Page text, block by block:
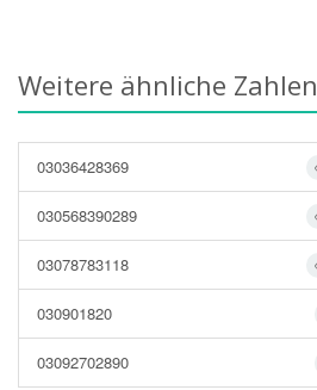
Weitere ähnliche Zahlen
03036428369
030568390289
03078783118
030901820
03092702890